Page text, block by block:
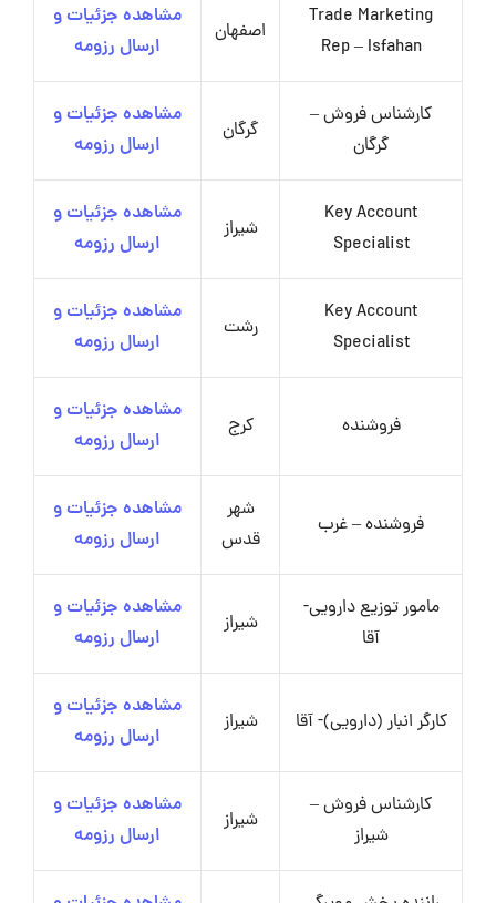
Trade Marketing
Rep – Isfahan
اصفهان
مشاهده جزئیات و
ارسال رزومه
کارشناس فروش –
گرگان
گرگان
مشاهده جزئیات و
ارسال رزومه
Key Account
Specialist
شیراز
مشاهده جزئیات و
ارسال رزومه
Key Account
Specialist
رشت
مشاهده جزئیات و
ارسال رزومه
فروشنده کرج
مشاهده جزئیات و
ارسال رزومه
فروشنده – غرب
شهر
قدس
مشاهده جزئیات و
ارسال رزومه
مامور توزیع دارویی-
آقا
شیراز
مشاهده جزئیات و
ارسال رزومه
کارگر انبار (دارویی)- آقا شیراز
مشاهده جزئیات و
ارسال رزومه
کارشناس فروش –
شیراز
شیراز
مشاهده جزئیات و
ارسال رزومه